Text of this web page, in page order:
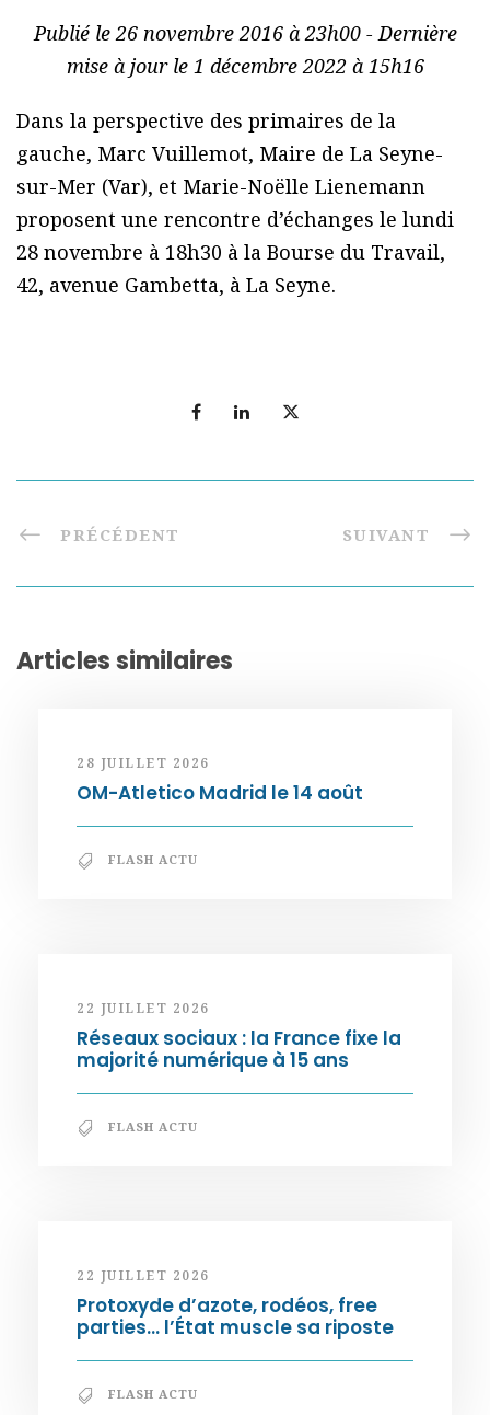
Publié le 26 novembre 2016 à 23h00 - Dernière
mise à jour le 1 décembre 2022 à 15h16
Dans la perspective des primaires de la
gauche, Marc Vuillemot, Maire de La Seyne-
sur-Mer (Var), et Marie-Noëlle Lienemann
proposent une rencontre d’échanges le lundi
28 novembre à 18h30 à la Bourse du Travail,
42, avenue Gambetta, à La Seyne.
PRÉCÉDENT SUIVANT
Articles similaires
28 JUILLET 2026
OM-Atletico Madrid le 14 août
FLASH ACTU
22 JUILLET 2026
Réseaux sociaux : la France fixe la
majorité numérique à 15 ans
FLASH ACTU
22 JUILLET 2026
Protoxyde d’azote, rodéos, free
parties… l’État muscle sa riposte
FLASH ACTU